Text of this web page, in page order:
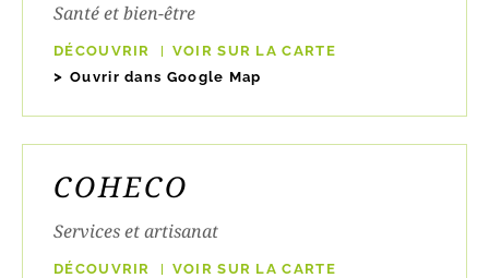
Santé et bien-être
DÉCOUVRIR
VOIR SUR LA CARTE
Ouvrir dans Google Map
COHECO
Services et artisanat
DÉCOUVRIR
VOIR SUR LA CARTE